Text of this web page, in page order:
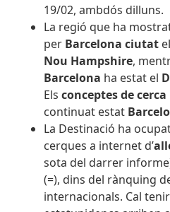
19/02, ambdós dilluns.
La regió que ha
per Barcelona ciutat
Nou Hampshire,
Barcelona ha estat el
Elsconceptes de
continuat estat
La Destinació ha
cerques a internet d’
sota del darrer
(=), dins del rànquing
internacionals. Cal